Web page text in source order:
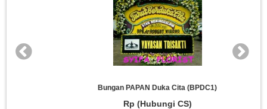
Bungan PAPAN Duka Cita (BPDC1)
Rp (Hubungi CS)